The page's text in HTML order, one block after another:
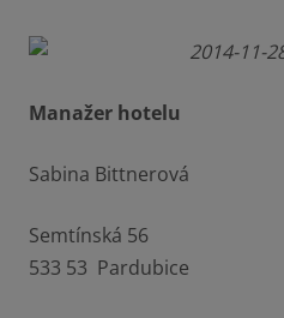
Manažer hotelu
Sabina Bittnerová
Semtínská 56
533 53 Pardubice